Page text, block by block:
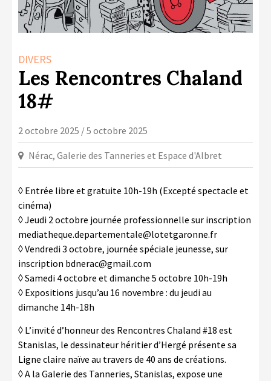
LA CULTURE AVEC LA COPIE
PRIVÉE
CONTACTS
DIVERS
Les Rencontres Chaland
18#
2 octobre 2025 / 5 octobre 2025
Nérac, Galerie des Tanneries et Espace d'Albret
◊ Entrée libre et gratuite 10h-19h (Excepté spectacle et
cinéma)
◊ Jeudi 2 octobre journée professionnelle sur inscription
mediatheque.departementale@lotetgaronne.fr
◊ Vendredi 3 octobre, journée spéciale jeunesse, sur
inscription bdnerac@gmail.com
◊ Samedi 4 octobre et dimanche 5 octobre 10h-19h
◊ Expositions jusqu’au 16 novembre : du jeudi au
dimanche 14h-18h
◊ L’invité d’honneur des Rencontres Chaland #18 est
Stanislas, le dessinateur héritier d’Hergé présente sa
Ligne claire naïve au travers de 40 ans de créations.
◊ A la Galerie des Tanneries, Stanislas, expose une